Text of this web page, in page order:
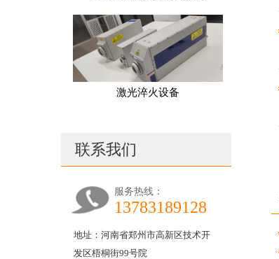
激光淬火设备
联系我们
服务热线：
13783189128
地址：河南省郑州市高新区技术开
发区梧桐街99号院